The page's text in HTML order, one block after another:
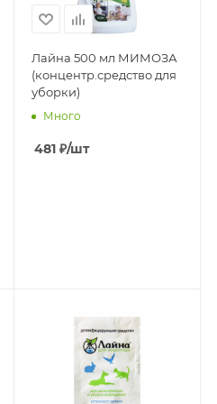
Лайна 500 мл МИМОЗА
(концентр.средство для
уборки)
Много
481 ₽/шт